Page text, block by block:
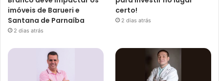
imóveis de Barueri e
Santana de Parnaíba
2 dias atrás
certo!
2 dias atrás